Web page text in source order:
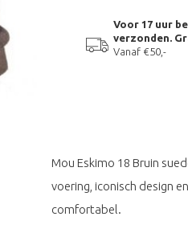
Voor 17 uur
verzonden.
Vanaf €50,-
Mou Eskimo 18 Bruin
voering, iconisch design
comfortabel.